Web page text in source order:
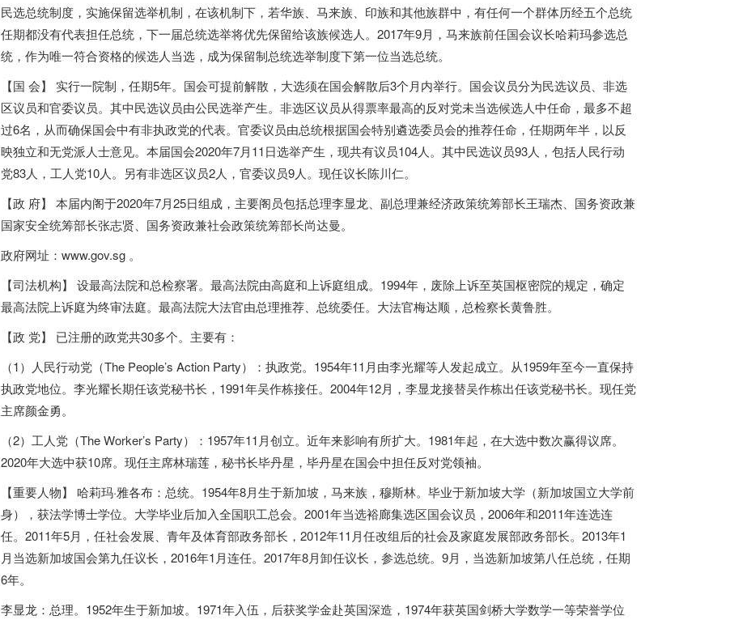
民选总统制度，实施保留选举机制，在该机制下，若华族、马来族、印族和其他族群中，有任何一个群体历经五个总统
任期都没有代表担任总统，下一届总统选举将优先保留给该族候选人。2017年9月，马来族前任国会议长哈莉玛参选总
统，作为唯一符合资格的候选人当选，成为保留制总统选举制度下第一位当选总统。
【国 会】 实行一院制，任期5年。国会可提前解散，大选须在国会解散后3个月内举行。国会议员分为民选议员、非选
区议员和官委议员。其中民选议员由公民选举产生。非选区议员从得票率最高的反对党未当选候选人中任命，最多不超
过6名，从而确保国会中有非执政党的代表。官委议员由总统根据国会特别遴选委员会的推荐任命，任期两年半，以反
映独立和无党派人士意见。本届国会2020年7月11日选举产生，现共有议员104人。其中民选议员93人，包括人民行动
党83人，工人党10人。另有非选区议员2人，官委议员9人。现任议长陈川仁。
【政 府】 本届内阁于2020年7月25日组成，主要阁员包括总理李显龙、副总理兼经济政策统筹部长王瑞杰、国务资政兼
国家安全统筹部长张志贤、国务资政兼社会政策统筹部长尚达曼。
政府网址：www.gov.sg 。
【司法机构】 设最高法院和总检察署。最高法院由高庭和上诉庭组成。1994年，废除上诉至英国枢密院的规定，确定
最高法院上诉庭为终审法庭。最高法院大法官由总理推荐、总统委任。大法官梅达顺，总检察长黄鲁胜。
【政 党】 已注册的政党共30多个。主要有：
（1）人民行动党（The People’s Action Party）：执政党。1954年11月由李光耀等人发起成立。从1959年至今一直保持
执政党地位。李光耀长期任该党秘书长，1991年吴作栋接任。2004年12月，李显龙接替吴作栋出任该党秘书长。现任党
主席颜金勇。
（2）工人党（The Worker’s Party）：1957年11月创立。近年来影响有所扩大。1981年起，在大选中数次赢得议席。
2020年大选中获10席。现任主席林瑞莲，秘书长毕丹星，毕丹星在国会中担任反对党领袖。
【重要人物】 哈莉玛·雅各布：总统。1954年8月生于新加坡，马来族，穆斯林。毕业于新加坡大学（新加坡国立大学前
身），获法学博士学位。大学毕业后加入全国职工总会。2001年当选裕廊集选区国会议员，2006年和2011年连选连
任。2011年5月，任社会发展、青年及体育部政务部长，2012年11月任改组后的社会及家庭发展部政务部长。2013年1
月当选新加坡国会第九任议长，2016年1月连任。2017年8月卸任议长，参选总统。9月，当选新加坡第八任总统，任期
6年。
李显龙：总理。1952年生于新加坡。1971年入伍，后获奖学金赴英国深造，1974年获英国剑桥大学数学一等荣誉学位